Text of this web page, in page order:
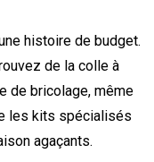
histoire de budget.
de la colle à
de bricolage, même
les kits spécialisés
agaçants.